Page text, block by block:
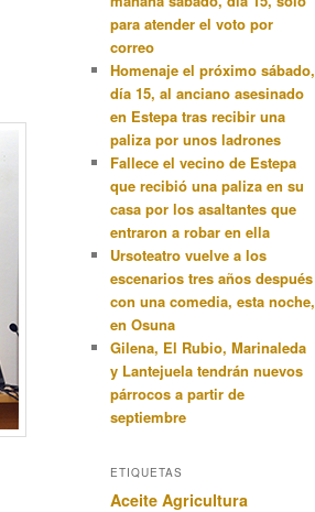
para atender el voto por
correo
Homenaje el próximo sábado,
día 15, al anciano asesinado
en Estepa tras recibir una
paliza por unos ladrones
Fallece el vecino de Estepa
que recibió una paliza en su
casa por los asaltantes que
entraron a robar en ella
Ursoteatro vuelve a los
escenarios tres años después
con una comedia, esta noche,
en Osuna
Gilena, El Rubio, Marinaleda
y Lantejuela tendrán nuevos
párrocos a partir de
septiembre
ETIQUETAS
Aceite Agricultura